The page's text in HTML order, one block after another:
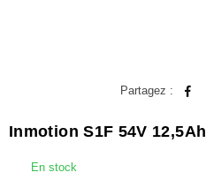
Partagez :
Inmotion S1F 54V 12,5Ah
En stock